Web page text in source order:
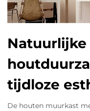
Natuurlijke
tijdloze
De houten muurkast